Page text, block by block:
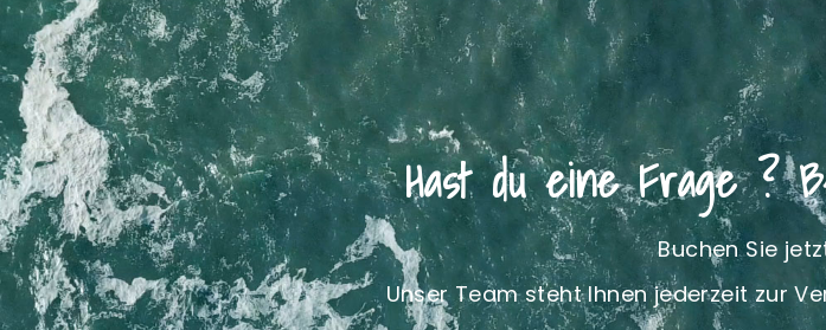
Hast du eine Frage ?
Buchen Sie
Unser Team steht Ihnen jederzeit zur